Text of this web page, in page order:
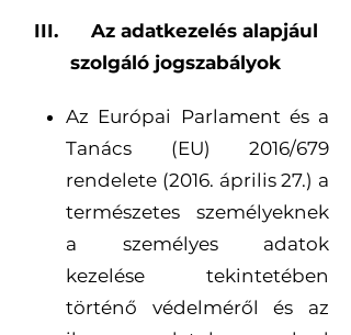
III. Az adatkezelés alapjául
szolgáló jogszabályok
Az Európai Parlament és a
Tanács (EU) 2016/679
rendelete (2016. április 27.) a
természetes személyeknek
a személyes adatok
kezelése tekintetében
történő védelméről és az